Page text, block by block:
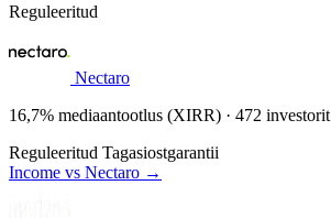
Reguleeritud
Nectaro
16,7% mediaantootlus (XIRR) · 472 investorit
Reguleeritud Tagasiostgarantii
Income vs Nectaro →